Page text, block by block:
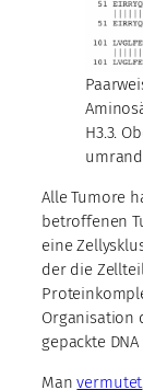
H3.3.
Alle Tumore
betroffenen
eine
der die
Organisation
gepackte
Manvermutet